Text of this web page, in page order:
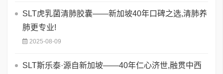
SLT虎乳菌清肺胶囊——新加坡40年口碑之选,清肺养
肺更专业!
2025-08-09
SLT斯乐泰·源自新加坡——40年仁心济世,融贯中西